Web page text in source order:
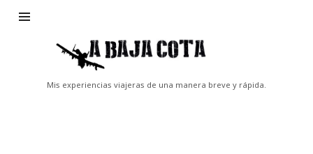
Baja
Cota
Mis experiencias viajeras de una manera breve y rápida.